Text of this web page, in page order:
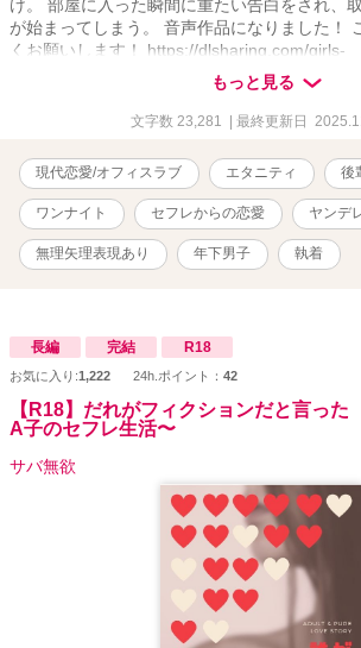
け。 部屋に入った瞬間に重たい告白をされ、
が始まってしまう。 音声作品になりました！
くお願いします！ https://dlsharing.com/girls-
touch/announce/=/product_id/もっと見る
文字数 23,281 | 最終更新日
現代恋愛/オフィスラブ エタニティ 後
ワンナイト セフレからの恋愛 ヤンデ
無理矢理表現あり 年下男子 執着
長編 完結 R18
お気に入り:1,222 24h.ポイント： 42
【R18】だれがフィクションだと言っ
A子のセフレ生活〜
サバ無欲